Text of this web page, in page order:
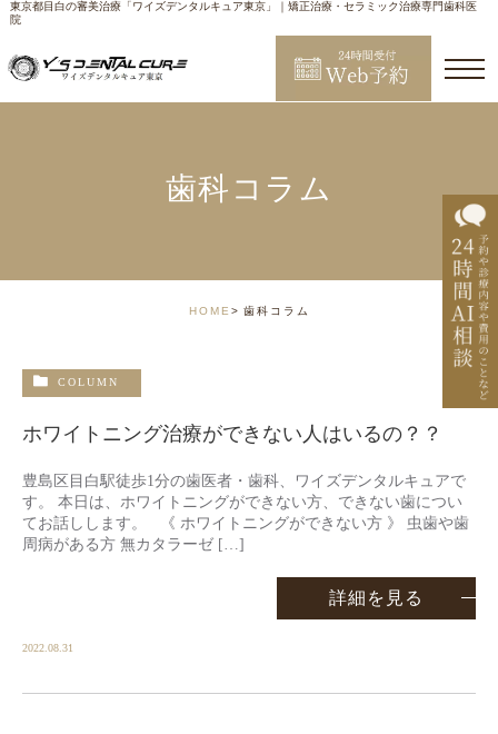
東京都目白の審美治療「ワイズデンタルキュア東京」｜矯正治療・セラミック治療専門歯科医
院
歯科コラム
HOME 歯科コラム
COLUMN
ホワイトニング治療ができない人はいるの？？
豊島区目白駅徒歩1分の歯医者・歯科、ワイズデンタルキュアで
す。 本日は、ホワイトニングができない方、できない歯につい
てお話しします。 《 ホワイトニングができない方 》 虫歯や歯
周病がある方︎ 無カタラーゼ […]
詳細を見る
2022.08.31